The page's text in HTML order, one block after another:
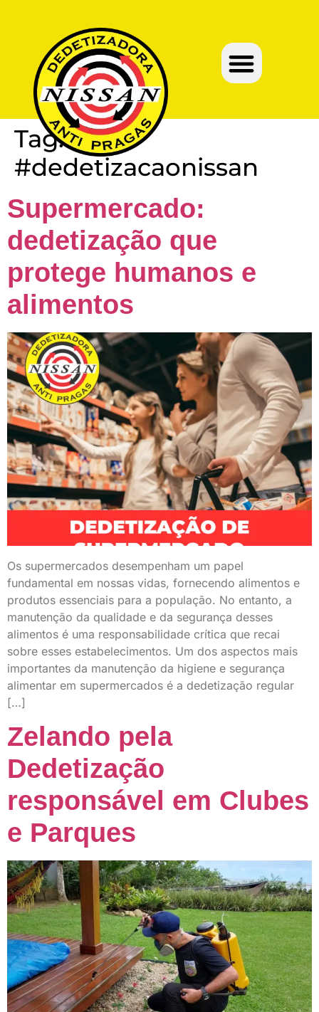
Tag:
#dedetizacaonissan
Supermercado:
dedetização que
protege humanos e
alimentos
Os supermercados desempenham um papel
fundamental em nossas vidas, fornecendo alimentos e
produtos essenciais para a população. No entanto, a
manutenção da qualidade e da segurança desses
alimentos é uma responsabilidade crítica que recai
sobre esses estabelecimentos. Um dos aspectos mais
importantes da manutenção da higiene e segurança
alimentar em supermercados é a dedetização regular
[…]
Zelando pela
Dedetização
responsável em Clubes
e Parques